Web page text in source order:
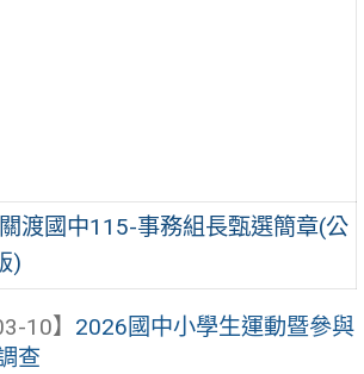
關渡國中115-事務組長甄選簡章(公
)
10】 2026國中小學生運動暨參與
查